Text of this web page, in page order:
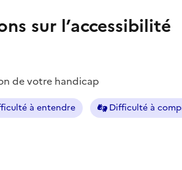
sur l’accessibilité
de votre handicap
à entendre Difficulté à